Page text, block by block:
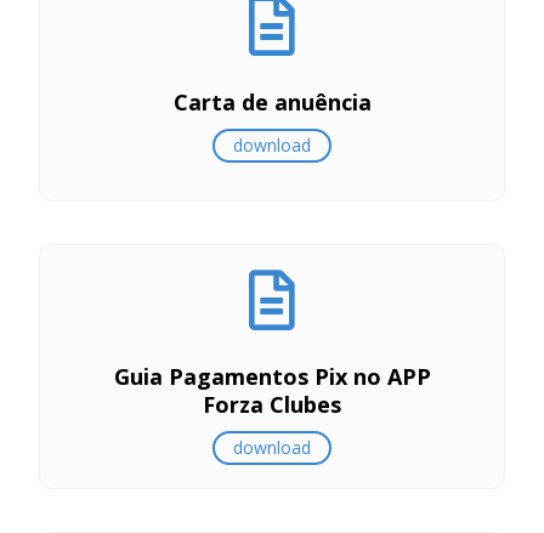
Carta de anuência
download
Guia Pagamentos Pix no APP
Forza Clubes
download